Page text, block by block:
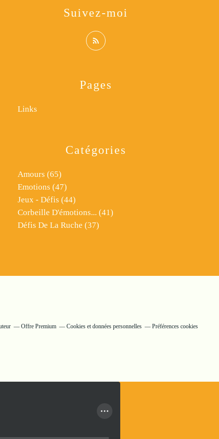
Catégories
Amours (65)
Emotions (47)
Jeux - Défis (44)
Corbeille D'émotions... (41)
Défis De La Ruche (37)
Pages
Links
Suivez-moi
Offre Premium Cookies et données personnelles Préférences cookies